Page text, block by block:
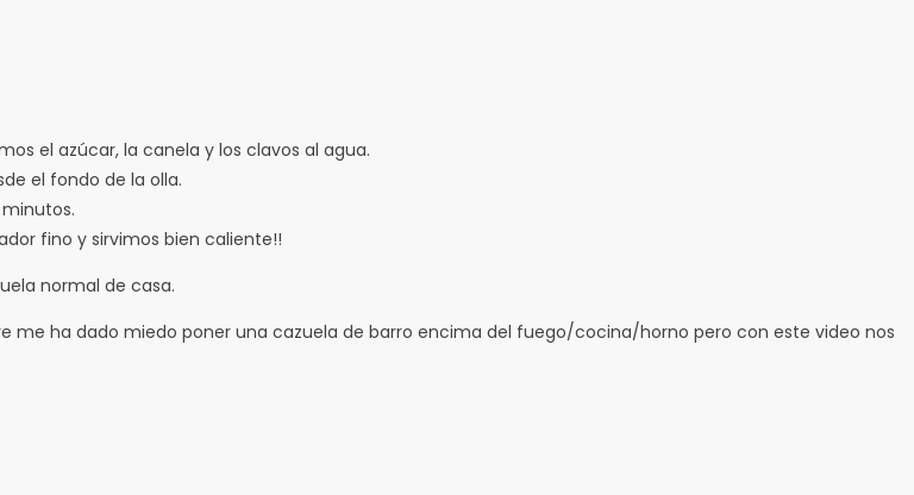
el azúcar, la canela y los clavos al agua.
el fondo de la olla.
fino y sirvimos bien caliente!!
normal de casa.
me ha dado miedo poner una cazuela de barro encima del fuego/cocina/horno pero con este video nos